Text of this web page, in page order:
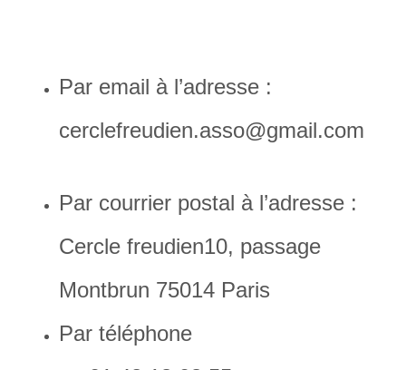
Par email à l’adresse :
cerclefreudien.asso@gmail.com
Par courrier postal à l’adresse :
Cercle freudien10, passage
Montbrun 75014 Paris
Par téléphone